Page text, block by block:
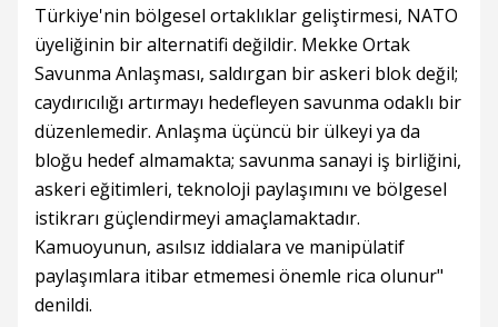
Türkiye'nin bölgesel ortaklıklar geliştirmesi, NATO
üyeliğinin bir alternatifi değildir. Mekke Ortak
Savunma Anlaşması, saldırgan bir askeri blok değil;
caydırıcılığı artırmayı hedefleyen savunma odaklı bir
düzenlemedir. Anlaşma üçüncü bir ülkeyi ya da
bloğu hedef almamakta; savunma sanayi iş birliğini,
askeri eğitimleri, teknoloji paylaşımını ve bölgesel
istikrarı güçlendirmeyi amaçlamaktadır.
Kamuoyunun, asılsız iddialara ve manipülatif
paylaşımlara itibar etmemesi önemle rica olunur"
denildi.